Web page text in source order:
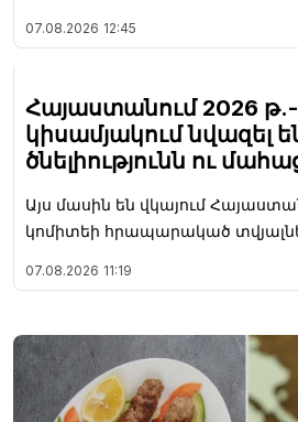
07.08.2026 12:45
Հայաստանում 2026 թ.-
կիսամյակում նվազել
ծնելիությունն ու
Այս մասին են վկայում
կոմիտեի հրապարակած
07.08.2026 11:19